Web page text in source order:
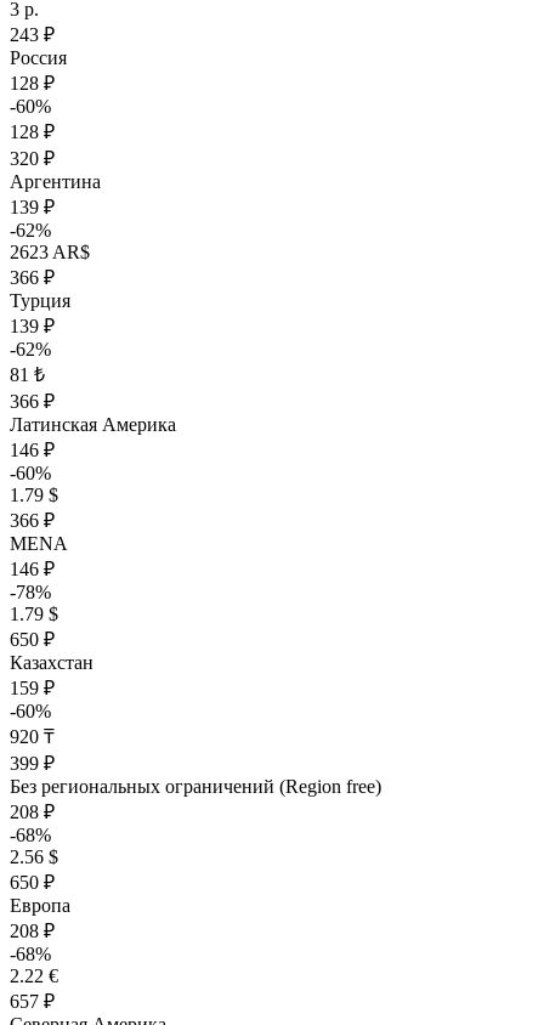
3 р.
243 ₽
Россия
128 ₽
-60%
128 ₽
320 ₽
Аргентина
139 ₽
-62%
2623 AR$
366 ₽
Турция
139 ₽
-62%
81 ₺
366 ₽
Латинская Америка
146 ₽
-60%
1.79 $
366 ₽
MENA
146 ₽
-78%
1.79 $
650 ₽
Казахстан
159 ₽
-60%
920 ₸
399 ₽
Без региональных ограничений (Region free)
208 ₽
-68%
2.56 $
650 ₽
Европа
208 ₽
-68%
2.22 €
657 ₽